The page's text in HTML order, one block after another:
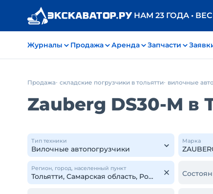
НАМ 23 ГОДА •
Журналы Продажа Аренда Запчасти
Продажа складские погрузчики в тольятти вилочные
Zauberg DS30-M в
Тип техники Марка
Регион, город, населенный пункт